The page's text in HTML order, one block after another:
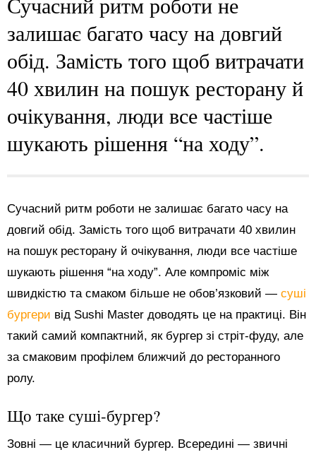
залишає багато часу на довгий
обід. Замість того щоб витрачати
40 хвилин на пошук ресторану й
очікування, люди все частіше
шукають рішення “на ходу”.
Сучасний ритм роботи не залишає багато часу на
довгий обід. Замість того щоб витрачати 40 хвилин
на пошук ресторану й очікування, люди все частіше
шукають рішення “на ходу”. Але компроміс між
швидкістю та смаком більше не обов’язковий — суші
бургери від Sushi Master доводять це на практиці. Він
такий самий компактний, як бургер зі стріт-фуду, але
за смаковим профілем ближчий до ресторанного
ролу.
Що таке суші-бургер?
Зовні — це класичний бургер. Всередині — звичні